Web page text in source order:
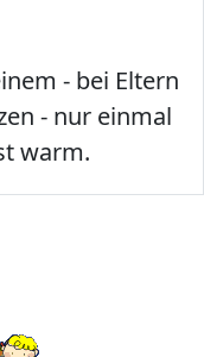
- bei Eltern
- nur einmal
warm.